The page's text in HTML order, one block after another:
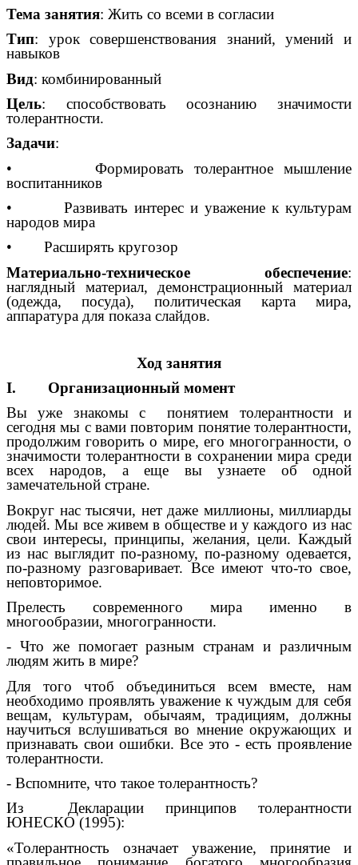
Тема занятия: Жить со всеми в согласии
Тип: урок совершенствования знаний, умений и
навыков
Вид: комбинированный
Цель: способствовать осознанию значимости
толерантности.
Задачи:
• Формировать толерантное мышление
воспитанников
• Развивать интерес и уважение к культурам
народов мира
• Расширять кругозор
Материально-техническое обеспечение:
наглядный материал, демонстрационный материал
(одежда, посуда), политическая карта мира,
аппаратура для показа слайдов.
Ход занятия
I. Организационный момент
Вы уже знакомы с понятием толерантности и
сегодня мы с вами повторим понятие толерантности,
продолжим говорить о мире, его многогранности, о
значимости толерантности в сохранении мира среди
всех народов, а еще вы узнаете об одной
замечательной стране.
Вокруг нас тысячи, нет даже миллионы, миллиарды
людей. Мы все живем в обществе и у каждого из нас
свои интересы, принципы, желания, цели. Каждый
из нас выглядит по-разному, по-разному одевается,
по-разному разговаривает. Все имеют что-то свое,
неповторимое.
Прелесть современного мира именно в
многообразии, многогранности.
- Что же помогает разным странам и различным
людям жить в мире?
Для того чтоб объединиться всем вместе, нам
необходимо проявлять уважение к чуждым для себя
вещам, культурам, обычаям, традициям, должны
научиться вслушиваться во мнение окружающих и
признавать свои ошибки. Все это - есть проявление
толерантности.
- Вспомните, что такое толерантность?
Из Декларации принципов толерантности
ЮНЕСКО (1995):
«Толерантность означает уважение, принятие и